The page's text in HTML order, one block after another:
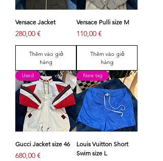
Versace Jacket
Giá
280,00 €
Thêm vào giỏ
hàng
Versace Pulli size M
Giá
110,00 €
Thêm vào giỏ
hàng
Used
Gucci Jacket size 46
Giá
680,00 €
New tag
Louis Vuitton Short
Swim size L